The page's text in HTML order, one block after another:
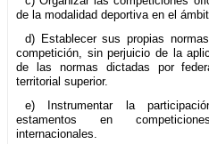
de la modalidad deportiva en el
d) Establecer sus propias
competición, sin perjuicio de la
de las normas dictadas por
territorial superior.
e) Instrumentar la
estamentos en
internacionales.